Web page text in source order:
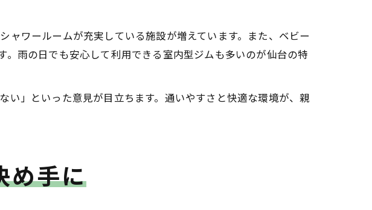
ワールームが充実している施設が増えています。また、ベビー
雨の日でも安心して利用できる室内型ジムも多いのが仙台の特
」といった意見が目立ちます。通いやすさと快適な環境が、親
め手に